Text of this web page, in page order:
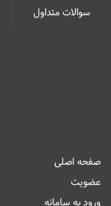
سوالات متداول
صفحه اصلی
عضویت